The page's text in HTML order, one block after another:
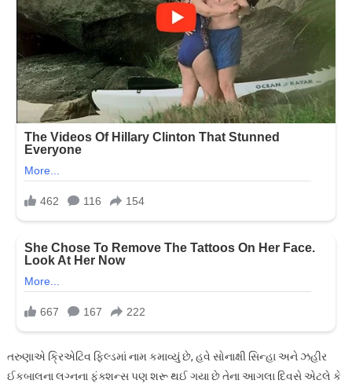
તરુણાએ ક્રિએટિવ ફિલ્ડમાં નામ કમાવ્યું છે, હવે સોનાક્ષી સિન્હા અને ઝહીર
ઈકબાલના લગ્નના ફંક્શન્સ પણ શરૂ થઈ ગયા છે તેના આગલા દિવસે એટલે કે